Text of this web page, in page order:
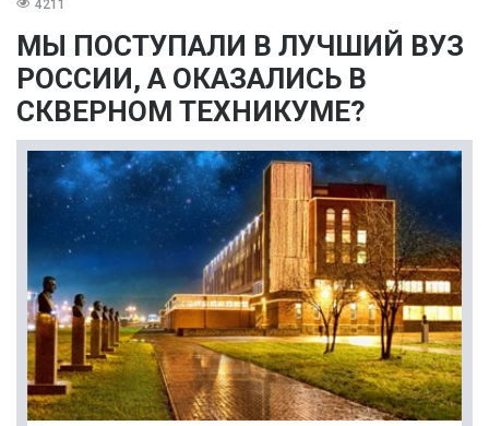
4211
МЫ ПОСТУПАЛИ В ЛУЧШИЙ ВУЗ
РОССИИ, А ОКАЗАЛИСЬ В
СКВЕРНОМ ТЕХНИКУМЕ?